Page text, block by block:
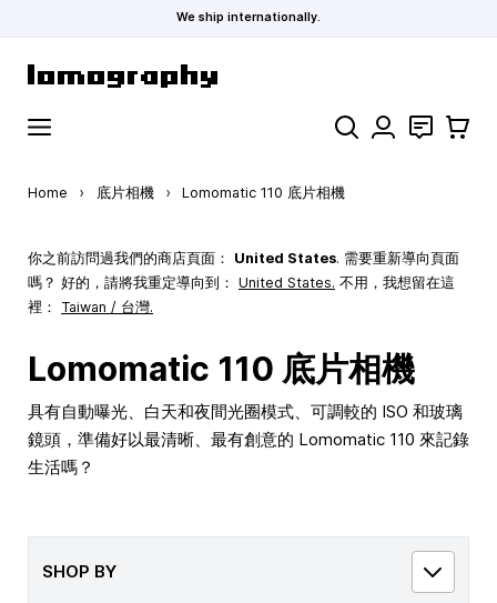
We ship internationally.
Search 聯絡 購物車
Home › 底片相機 › Lomomatic 110 底片相機
你之前訪問過我們的商店頁面： United States. 需要重新導向頁面
嗎？ 好的，請將我重定導向到： United States. 不用，我想留在這
裡： Taiwan / 台灣.
Lomomatic 110 底片相機
具有自動曝光、白天和夜間光圈模式、可調較的 ISO 和玻璃
鏡頭，準備好以最清晰、最有創意的 Lomomatic 110 來記錄
生活嗎？
SHOP BY